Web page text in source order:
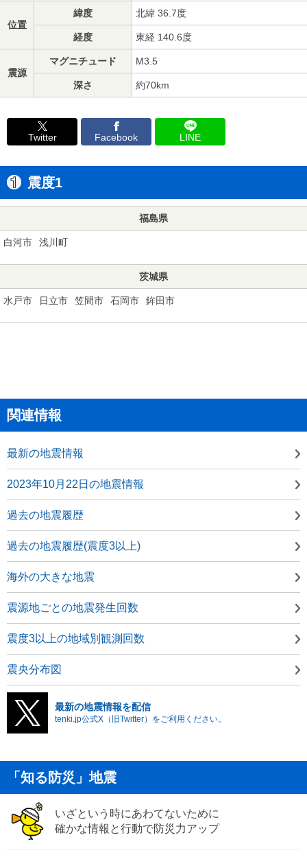
位置
緯度 北緯 36.7度
経度 東経 140.6度
震源
マグニチュード M3.5
深さ 約70km
Twitter Facebook LINE
震度1
福島県
白河市 浅川町
茨城県
水戸市 日立市 笠間市 石岡市 鉾田市
関連情報
最新の地震情報
2023年10月22日の地震情報
過去の地震履歴
過去の地震履歴(震度3以上)
海外の大きな地震
震源地ごとの地震発生回数
震度3以上の地域別観測回数
震央分布図
最新の地震情報を配信
tenki.jp公式X（旧Twitter）をご利用ください。
「知る防災」地震
いざという時にあわてないために
確かな情報と行動で防災力アップ